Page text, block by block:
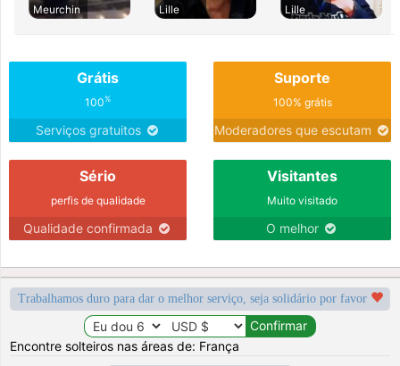
Meurchin
Lille
Lille
Grátis
100%
Serviços gratuitos
Suporte
100% grátis
Moderadores que escutam
Sério
perfis de qualidade
Qualidade confirmada
Visitantes
Muito visitado
O melhor
Trabalhamos duro para dar o melhor serviço, seja solidário por favor
Encontre solteiros nas áreas de: França